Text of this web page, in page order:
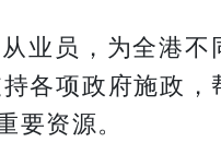
业员，为全港不
各项政府施政，
资源。